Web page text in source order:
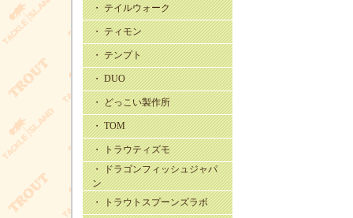
・ テイルウォーク
・ ティモン
・ テンプト
・ DUO
・ どっこい製作所
・ TOM
・ トラウティズモ
・ ドラゴンフィッシュジャパ
ン
・ トラウトスプーンズラボ